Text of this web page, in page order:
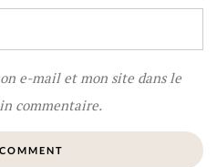
e-mail et mon site dans le
commentaire.